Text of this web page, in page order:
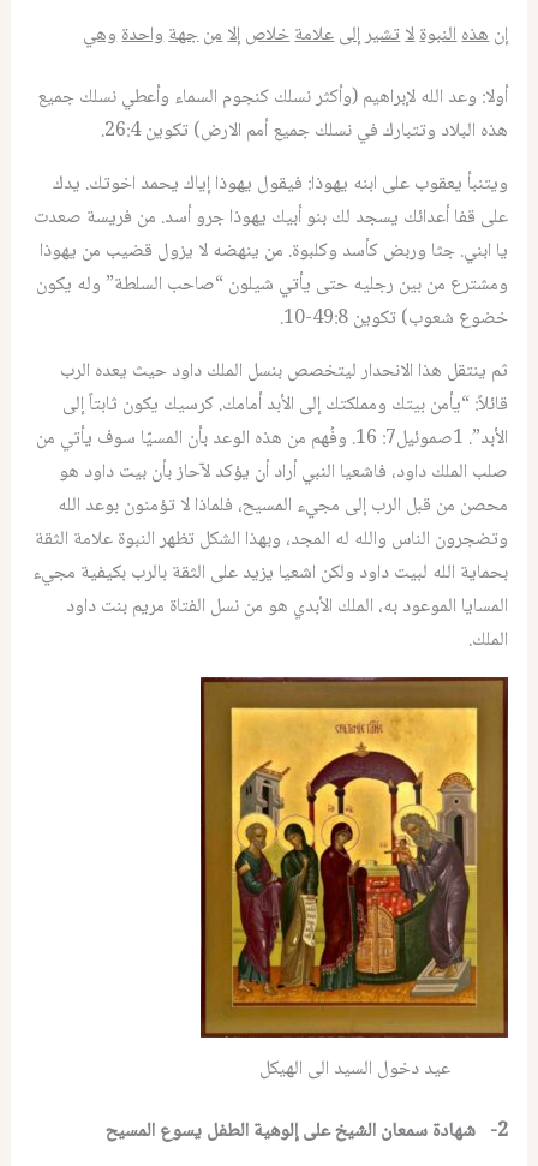
إنهذهالنبوةلاتشيرإلىعلامةخلاصإلامنجهةواحدةوهي
أولا: وعد الله لإبراهيم (وأكثر نسلك كنجوم السماء وأعطي نسلك جميع
هذه البلاد وتتبارك في نسلك جميع أمم الارض) تكوين 26:4.
ويتنبأ يعقوب على ابنه يهوذا: فيقول يهوذا إياك يحمد اخوتك. يدك
على قفا أعدائك يسجد لك بنو أبيك يهوذا جرو أسد. من فريسة صعدت
يا ابني. جثا وربض كأسد وكلبوة. من ينهضه لا يزول قضيب من يهوذا
ومشترع من بين رجليه حتى يأتي شيلون “صاحب السلطة” وله يكون
خضوع شعوب) تكوين 49:8-10.
ثم ينتقل هذا الانحدار ليتخصص بنسل الملك داود حيث يعده الرب
قائلاً: “يأمن بيتك ومملكتك إلى الأبد أمامك. كرسيك يكون ثابتاً إلى
الأبد”. 1صموئيل7: 16. وفُهم من هذه الوعد بأن المسيّا سوف يأتي من
صلب الملك داود، فاشعيا النبي أراد أن يؤكد لآحاز بأن بيت داود هو
محصن من قبل الرب إلى مجيء المسيح، فلماذا لا تؤمنون بوعد الله
وتضجرون الناس والله له المجد، وبهذا الشكل تظهر النبوة علامة الثقة
بحماية الله لبيت داود ولكن اشعيا يزيد على الثقة بالرب بكيفية مجيء
المسايا الموعود به، الملك الأبدي هو من نسل الفتاة مريم بنت داود
الملك.
عيد دخول السيد الى الهيكل
2-
شهادةسمعانالشيخعلىإلوهيةالطفليسوعالمسيح